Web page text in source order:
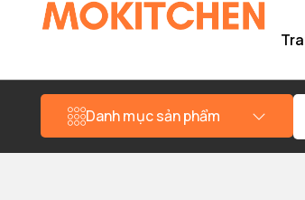
Danh mục sản phẩm